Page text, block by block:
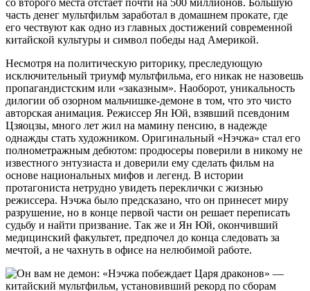
часть денег мультфильм заработал в домашнем прокате, где
его чествуют как одно из главных достижений современной
китайской культуры и символ победы над Америкой.
Несмотря на политическую риторику, преследующую
исключительный триумф мультфильма, его никак не назовешь
пропагандистским или «заказным». Наоборот, уникальность
дилогии об озорном мальчишке-демоне в том, что это чисто
авторская анимация. Режиссер Ян Юй, взявший псевдоним
Цзяоцзы, много лет жил на мамину пенсию, в надежде
однажды стать художником. Оригинальный «Нэчжа» стал его
полнометражным дебютом: продюсеры поверили в никому не
известного энтузиаста и доверили ему сделать фильм на
основе национальных мифов и легенд. В истории
протагониста нетрудно увидеть переклички с жизнью
режиссера. Нэчжа было предсказано, что он принесет миру
разрушение, но в конце первой части он решает переписать
судьбу и найти призвание. Так же и Ян Юй, окончивший
медицинский факультет, предпочел до конца следовать за
мечтой, а не чахнуть в офисе на нелюбимой работе.